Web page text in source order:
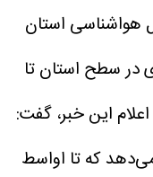
هواشناسی استان
در سطح استان تا
این خبر، گفت:
که تا اواسط